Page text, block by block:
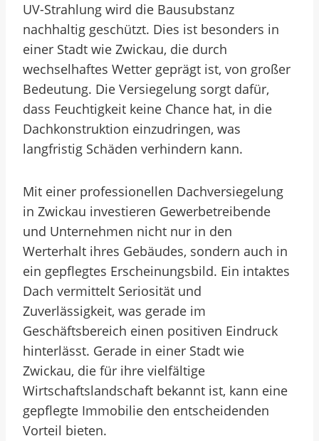
UV-Strahlung wird die Bausubstanz
nachhaltig geschützt. Dies ist besonders in
einer Stadt wie Zwickau, die durch
wechselhaftes Wetter geprägt ist, von großer
Bedeutung. Die Versiegelung sorgt dafür,
dass Feuchtigkeit keine Chance hat, in die
Dachkonstruktion einzudringen, was
langfristig Schäden verhindern kann.
Mit einer professionellen Dachversiegelung
in Zwickau investieren Gewerbetreibende
und Unternehmen nicht nur in den
Werterhalt ihres Gebäudes, sondern auch in
ein gepflegtes Erscheinungsbild. Ein intaktes
Dach vermittelt Seriosität und
Zuverlässigkeit, was gerade im
Geschäftsbereich einen positiven Eindruck
hinterlässt. Gerade in einer Stadt wie
Zwickau, die für ihre vielfältige
Wirtschaftslandschaft bekannt ist, kann eine
gepflegte Immobilie den entscheidenden
Vorteil bieten.